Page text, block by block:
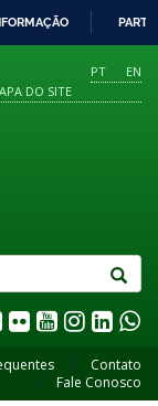
PT
EN
DO SITE
Contato
Fale Conosco